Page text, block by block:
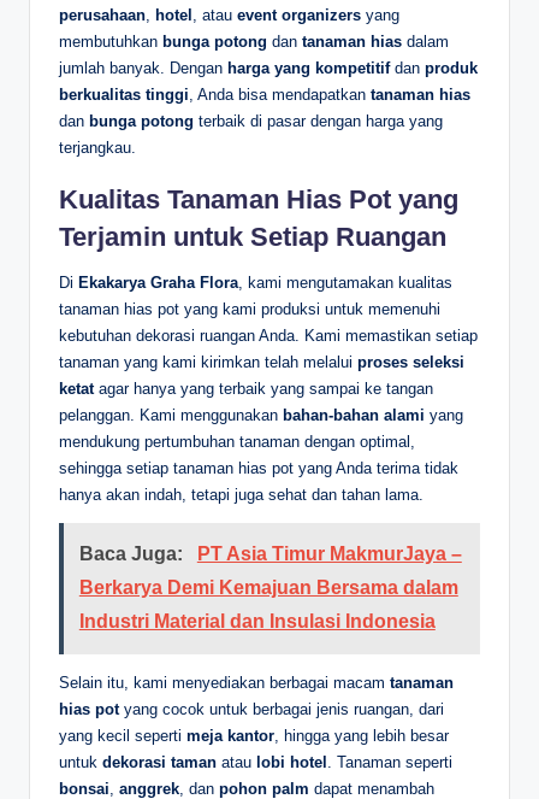
perusahaan hotel , atau event organizers yang
membutuhkan bunga potong dan tanaman hias dalam
jumlah banyak. Dengan harga yang kompetitifdan produk
berkualitas tinggi , Anda bisa mendapatkan tanaman hias
dan bunga potong terbaik di pasar dengan harga yang
terjangkau.
Kualitas Tanaman Hias Pot yang
Terjamin untuk Setiap Ruangan
Di Ekakarya Graha Flora , kami mengutamakan kualitas
tanaman hias pot yang kami produksi untuk memenuhi
kebutuhan dekorasi ruangan Anda. Kami memastikan setiap
tanaman yang kami kirimkan telah melalui proses seleksi
ketatagar hanya yang terbaik yang sampai ke tangan
pelanggan. Kami menggunakan bahan-bahan alami yang
mendukung pertumbuhan tanaman dengan optimal,
sehingga setiap tanaman hias pot yang Anda terima tidak
hanya akan indah, tetapi juga sehat dan tahan lama.
Baca Juga:
PT Asia Timur MakmurJaya –
Berkarya Demi Kemajuan Bersama dalam
Industri Material dan Insulasi Indonesia
Selain itu, kami menyediakan berbagai macam tanaman
hias potyang cocok untuk berbagai jenis ruangan, dari
yang kecil seperti meja kantor , hingga yang lebih besar
untuk dekorasi taman atau lobi hotel
. Tanaman seperti
bonsai anggrek , dan pohon palm dapat menambah